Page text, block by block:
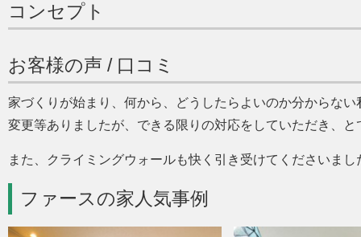
コンセプト
お客様の声 / 口コミ
家づくりが始まり、何から、どうしたらよいのか分からな
変更等ありましたが、できる限りの対応をしていただき、と
また、クライミングウォールも快く引き受けてくださいま
ファースの家人気事例